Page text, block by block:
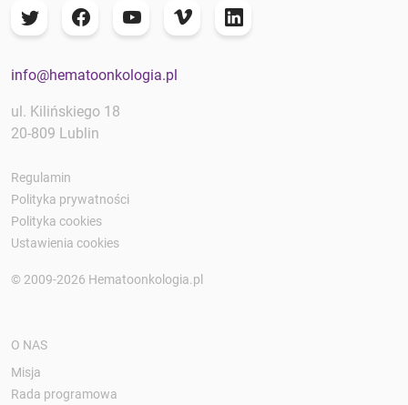
info@hematoonkologia.pl
ul. Kilińskiego 18
20-809 Lublin
Regulamin
Polityka prywatności
Polityka cookies
Ustawienia cookies
© 2009-2026 Hematoonkologia.pl
O NAS
Misja
Rada programowa